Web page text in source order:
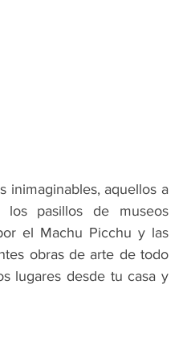
inimaginables, aquellos a
los pasillos de museos
el Machu Picchu y las
obras de arte de todo
lugares desde tu casa y